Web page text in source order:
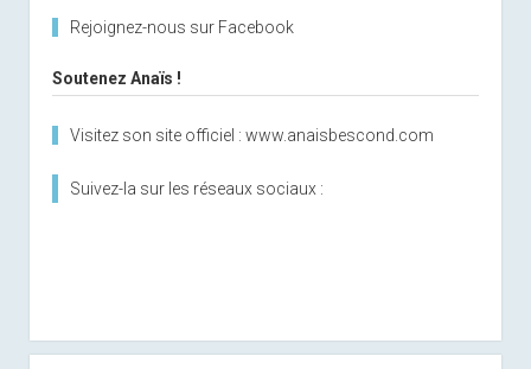
Rejoignez-nous sur Facebook
Soutenez Anaïs !
Visitez son site officiel : www.anaisbescond.com
Suivez-la sur les réseaux sociaux :